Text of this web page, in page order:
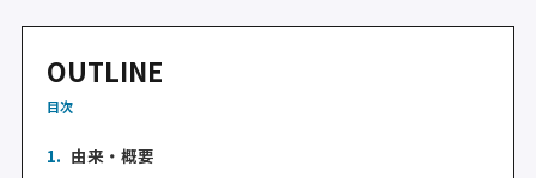
OUTLINE
目次
1. 由来・概要